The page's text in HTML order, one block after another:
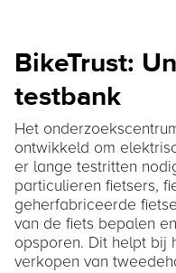
BikeTrust:
testbank
Het
ontwikkeld om
er lange testritten
particulieren fietsers,
geherfabriceerde
van de fiets bepalen
opsporen. Dit helpt bij
verkopen van